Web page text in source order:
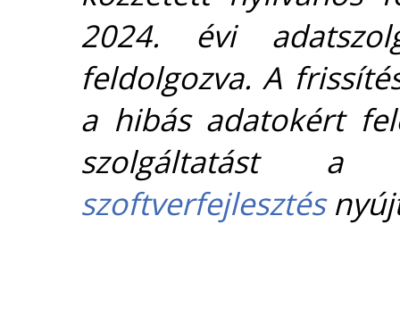
2024. évi
feldolgozva. A
a hibás adatokért
szolgáltatást
szoftverfejlesztés